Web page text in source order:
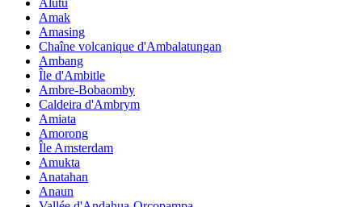
Amak
Amasing
Chaîne volcanique d'Ambalatungan
Ambang
Île d'Ambitle
Ambre-Bobaomby
Caldeira d'Ambrym
Amiata
Amorong
Île Amsterdam
Amukta
Anatahan
Anaun